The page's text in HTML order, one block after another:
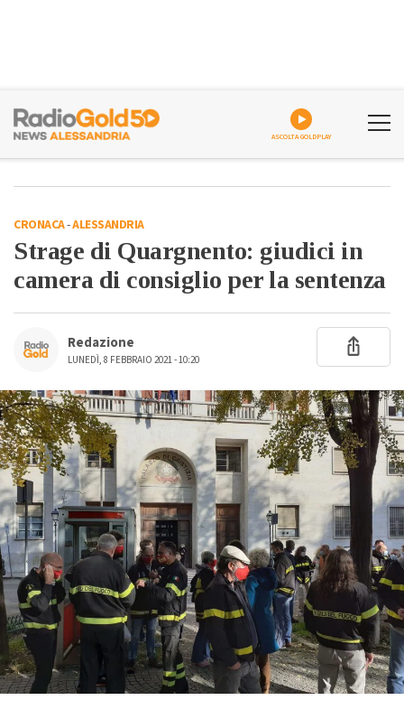
ASCOLTA GOLDPLAY
CRONACA-ALESSANDRIA
Strage di Quargnento: giudici in
camera di consiglio per la sentenza
Redazione
LUNEDÌ, 8 FEBBRAIO 2021 - 10:20